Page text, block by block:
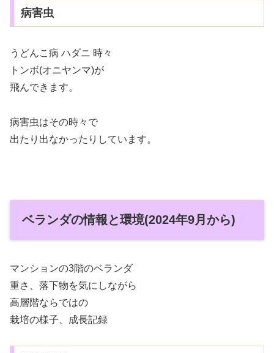
病害虫
うどんこ病 ハダニ 時々
トンボ(オニヤンマ)が
飛んできます。
病害虫はその時々で
出たり出なかったりしています。
ベランダの情報と環境(2024年9月から)
マンションの3階のベランダ
重さ、落下物を気にしながら
高層階ならではの
栽培の様子、成長記録